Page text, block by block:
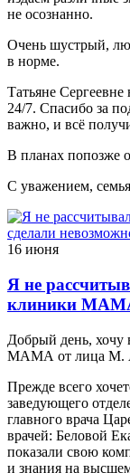
не осознанно.
Очень шустрый,
в норме.
Татьяне
24/7. Спасибо за
важно, и всё
В планах попозже
С уважением,
16 июня
Я не
клиники МАМА
Добрый день, хочу
МАМА от лица М.
Прежде всего
заведующего
главного врача
врачей: Беловой
показали свою
и знания на